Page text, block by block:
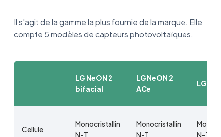
Il s'agit de la gamme la plus fournie de la marque. Elle
compte 5 modèles de capteurs photovoltaïques.
LG NeON 2
bifacial
LG NeON 2
ACe
LG
Cellule
Monocristallin
N-T
Monocristallin
N-T
N-T